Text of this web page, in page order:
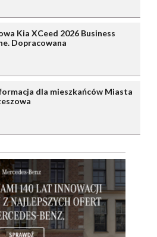
Kia XCeed 2026 Business
Dopracowana
dla mieszkańców Miasta